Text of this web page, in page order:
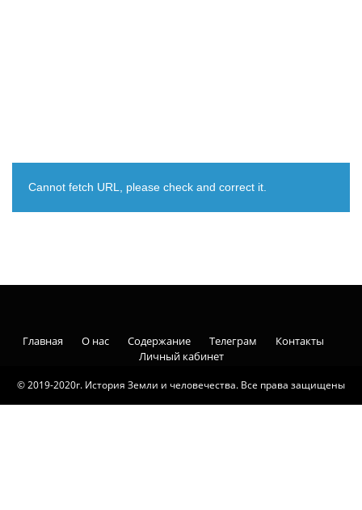
Cannot fetch URL, please check and correct it.
© 2019-2020г. История Земли и человечества. Все права защищены
Главная О нас Содержание Телеграм
Контакты
Личный кабинет